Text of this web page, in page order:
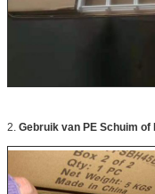
2. Gebruik van PE Schuim